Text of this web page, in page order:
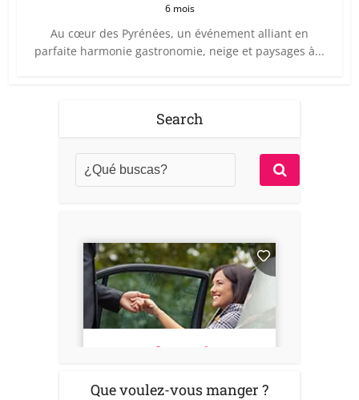
6 mois
Au cœur des Pyrénées, un événement alliant en
parfaite harmonie gastronomie, neige et paysages à...
Search
Que voulez-vous manger ?